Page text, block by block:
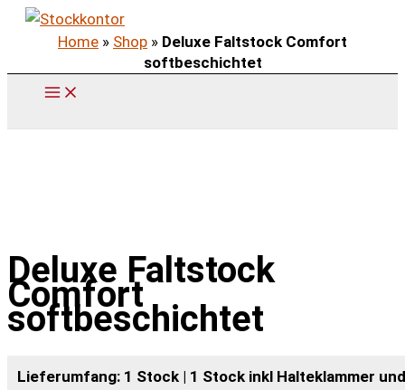
Zum
Home » Shop » Deluxe Faltstock Comfort
softbeschichtet
Deluxe Faltstock
Comfort
softbeschichtet
Lieferumfang: 1 Stock | 1 Stock inkl Halteklammer und